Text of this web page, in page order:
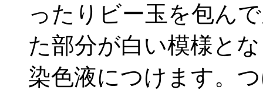
ったりビー玉を包ん
た部分が白い模様と
染色液につけます。